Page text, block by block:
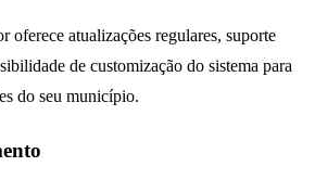
oferece atualizações regulares, suporte
de customização do sistema para
do seu município.